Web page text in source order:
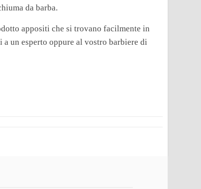
da barba.
appositi che si trovano facilmente in
un esperto oppure al vostro barbiere di